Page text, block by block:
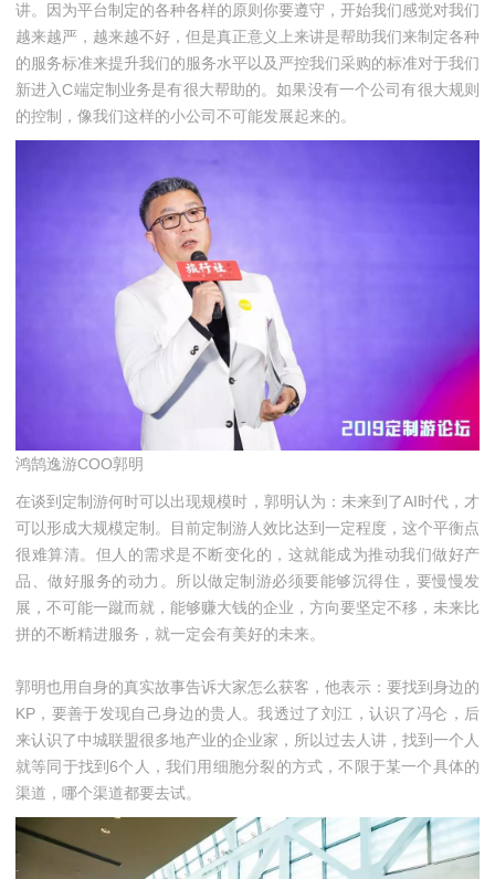
讲。因为平台制定的各种各样的原则你要遵守，开始我们感觉对我们
越来越严，越来越不好，但是真正意义上来讲是帮助我们来制定各种
的服务标准来提升我们的服务水平以及严控我们采购的标准对于我们
新进入C端定制业务是有很大帮助的。如果没有一个公司有很大规则
的控制，像我们这样的小公司不可能发展起来的。
鸿鹄逸游COO郭明
在谈到定制游何时可以出现规模时，郭明认为：未来到了AI时代，才
可以形成大规模定制。目前定制游人效比达到一定程度，这个平衡点
很难算清。但人的需求是不断变化的，这就能成为推动我们做好产
品、做好服务的动力。所以做定制游必须要能够沉得住，要慢慢发
展，不可能一蹴而就，能够赚大钱的企业，方向要坚定不移，未来比
拼的不断精进服务，就一定会有美好的未来。
郭明也用自身的真实故事告诉大家怎么获客，他表示：要找到身边的
KP，要善于发现自己身边的贵人。我透过了刘江，认识了冯仑，后
来认识了中城联盟很多地产业的企业家，所以过去人讲，找到一个人
就等同于找到6个人，我们用细胞分裂的方式，不限于某一个具体的
渠道，哪个渠道都要去试。